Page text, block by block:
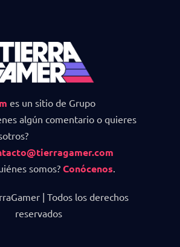
es un sitio de Grupo
algún comentario o quieres
somos? Conócenos
| Todos los derechos
reservados